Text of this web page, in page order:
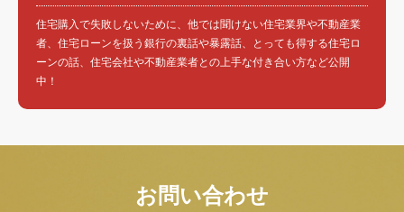
住宅購入で失敗しないために、他では聞けない住宅業界や不動産業
者、住宅ローンを扱う銀行の裏話や暴露話、とっても得する住宅ロ
ーンの話、住宅会社や不動産業者との上手な付き合い方など公開
中！
お問い合わせ